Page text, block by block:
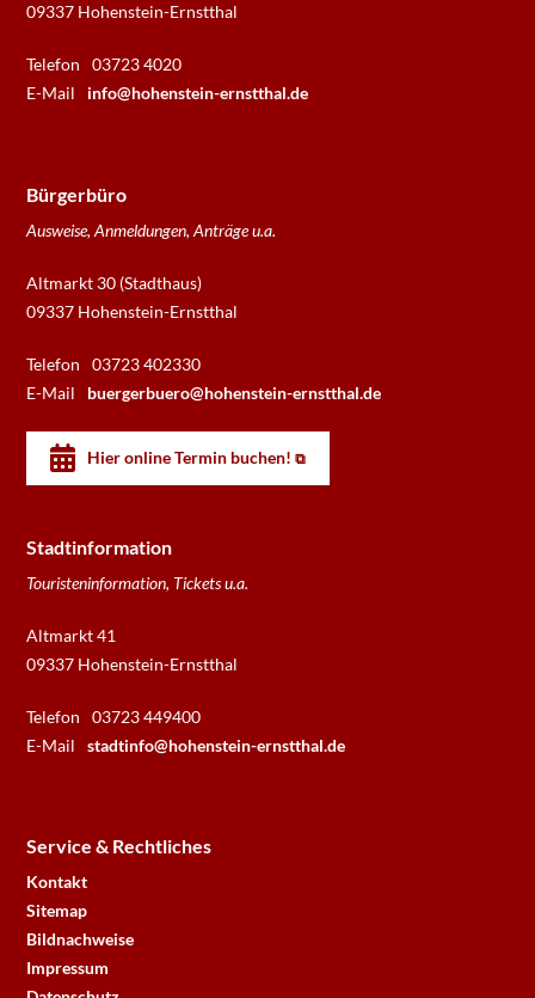
09337 Hohenstein-Ernstthal
Telefon
03723 4020
E-Mail
info@hohenstein-ernstthal.de
Bürgerbüro
Ausweise, Anmeldungen, Anträge u.a.
Altmarkt 30 (Stadthaus)
09337 Hohenstein-Ernstthal
Telefon
03723 402330
E-Mail
buergerbuero@hohenstein-ernstthal.de
Hier online Termin buchen!
Stadtinformation
Touristeninformation, Tickets u.a.
Altmarkt 41
09337 Hohenstein-Ernstthal
Telefon
03723 449400
E-Mail
stadtinfo@hohenstein-ernstthal.de
Service & Rechtliches
Kontakt
Sitemap
Bildnachweise
Impressum